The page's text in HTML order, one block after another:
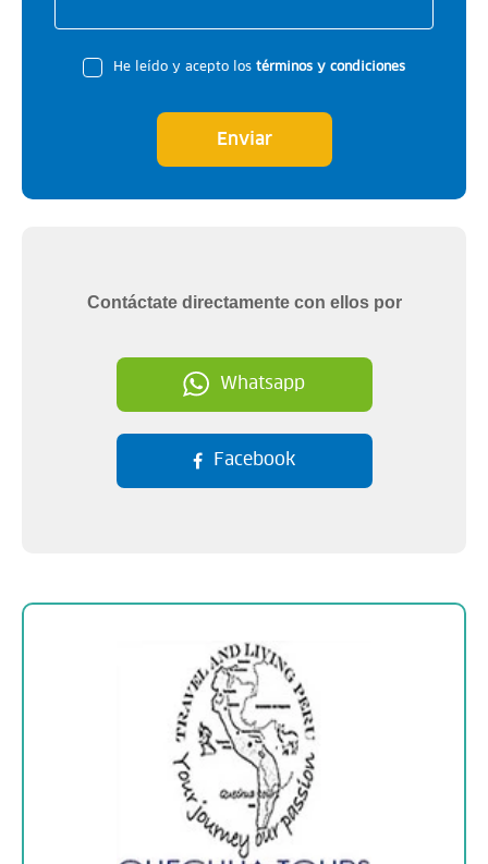
He leído y acepto los términos y condiciones
Enviar
Contáctate directamente con ellos por
Whatsapp
Facebook
Sobre la empresa